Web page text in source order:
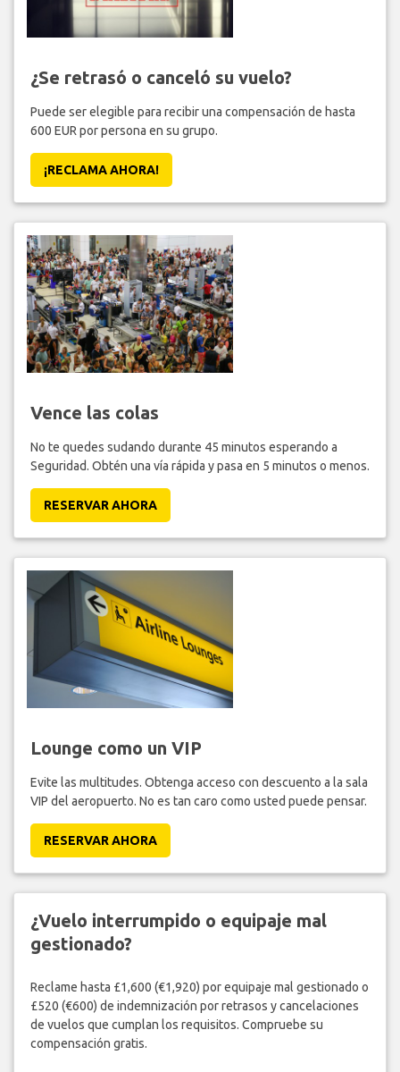
¿Se retrasó o canceló su vuelo?
Puede ser elegible para recibir una compensación de hasta
600 EUR por persona en su grupo.
¡RECLAMA AHORA!
Vence las colas
No te quedes sudando durante 45 minutos esperando a
Seguridad. Obtén una vía rápida y pasa en 5 minutos o menos.
RESERVAR AHORA
Lounge como un VIP
Evite las multitudes. Obtenga acceso con descuento a la sala
VIP del aeropuerto. No es tan caro como usted puede pensar.
RESERVAR AHORA
¿Vuelo interrumpido o equipaje mal
gestionado?
Reclame hasta £1,600 (€1,920) por equipaje mal gestionado o
£520 (€600) de indemnización por retrasos y cancelaciones
de vuelos que cumplan los requisitos. Compruebe su
compensación gratis.